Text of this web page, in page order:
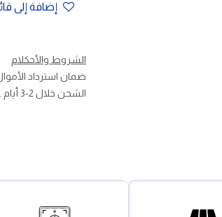
إضافة إلى
الشروط والأحكلام
ضمان استرداد الأموال
الشحن خلال 2-3 أيام عمل